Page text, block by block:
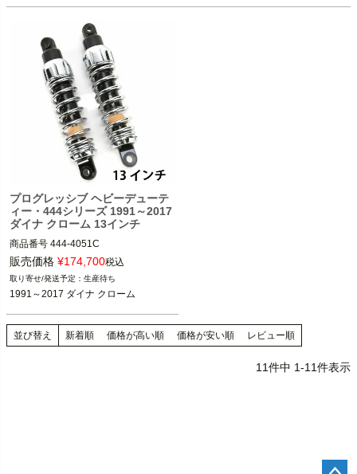
PROGRESSIVE（プログレッシブ）
プログレッシブ ヘビーデューテ
ィー・444シリーズ 1991～2017
ダイナ クローム 13インチ
商品番号 444-4051C
(D型番：1310-0789)(B型番：777434)
1991～2017 ダイナ
PROGRESSIVE（プログレッシブ）
販売価格 ¥174,700税込
生産待ち
1991～2017 ダイナ クローム
並び替え 新着順 価格が高い順 価格が安い順 レビュー順
11件中 1-11件表示